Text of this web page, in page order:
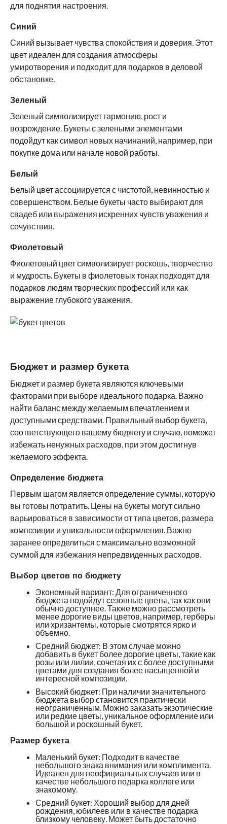
для поднятия настроения.
Синий
Синий вызывает чувства спокойствия и доверия. Этот
цвет идеален для создания атмосферы
умиротворения и подходит для подарков в деловой
обстановке.
Зеленый
Зеленый символизирует гармонию, рост и
возрождение. Букеты с зелеными элементами
подойдут как символ новых начинаний, например, при
покупке дома или начале новой работы.
Белый
Белый цвет ассоциируется с чистотой, невинностью и
совершенством. Белые букеты часто выбирают для
свадеб или выражения искренних чувств уважения и
сочувствия.
Фиолетовый
Фиолетовый цвет символизирует роскошь, творчество
и мудрость. Букеты в фиолетовых тонах подходят для
подарков людям творческих профессий или как
выражение глубокого уважения.
Бюджет и размер букета
Бюджет и размер букета являются ключевыми
факторами при выборе идеального подарка. Важно
найти баланс между желаемым впечатлением и
доступными средствами. Правильный выбор букета,
соответствующего вашему бюджету и случаю, поможет
избежать ненужных расходов, при этом достигнув
желаемого эффекта.
Определение бюджета
Первым шагом является определение суммы, которую
вы готовы потратить. Цены на букеты могут сильно
варьироваться в зависимости от типа цветов, размера
композиции и уникальности оформления. Важно
заранее определиться с максимально возможной
суммой для избежания непредвиденных расходов.
Выбор цветов по бюджету
Экономный вариант: Для ограниченного
бюджета подойдут сезонные цветы, так как они
обычно доступнее. Также можно рассмотреть
менее дорогие виды цветов, например, герберы
или хризантемы, которые смотрятся ярко и
объемно.
Средний бюджет: В этом случае можно
добавить в букет более дорогие цветы, такие как
розы или лилии, сочетая их с более доступными
цветами для создания более насыщенной и
интересной композиции.
Высокий бюджет: При наличии значительного
бюджета выбор становится практически
неограниченным. Можно заказать экзотические
или редкие цветы, уникальное оформление или
большой и роскошный букет.
Размер букета
Маленький букет: Подходит в качестве
небольшого знака внимания или комплимента.
Идеален для неофициальных случаев или в
качестве небольшого подарка коллеге или
знакомому.
Средний букет: Хороший выбор для дней
рождения, юбилеев или в качестве подарка
близкому человеку. Может быть достаточно